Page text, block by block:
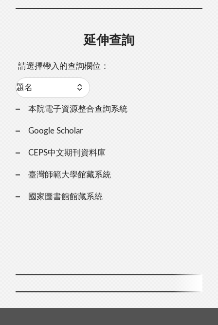
延伸查詢
請選擇帶入的查詢欄位：
本院電子資源整合查詢系統
Google Scholar
CEPS中文期刊資料庫
臺灣師範大學館藏系統
國家圖書館館藏系統